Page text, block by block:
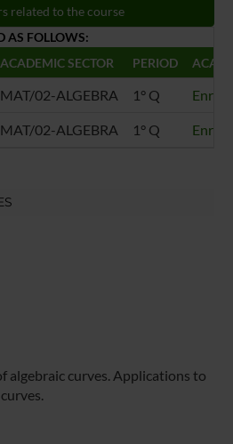
related to the course
AS FOLLOWS:
ACADEMIC SECTOR PERIOD
MAT/02-ALGEBRA 1° Q
MAT/02-ALGEBRA 1° Q
algebraic curves. Applications to